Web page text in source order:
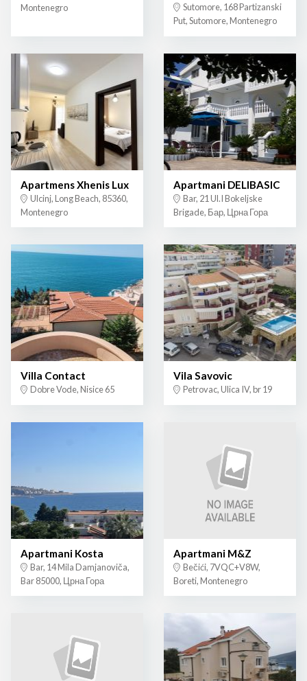
Montenegro
Sutomore, 168 Partizanski
Put, Sutomore, Montenegro
Apartmens Xhenis Lux
Ulcinj, Long Beach, 85360,
Montenegro
Apartmani DELIBASIC
Bar, 21 Ul.I Bokeljske
Brigade, Бар, Црна Гора
Villa Contact
Dobre Vode, Nisice 65
Vila Savovic
Petrovac, Ulica IV, br 19
Apartmani Kosta
Bar, 14 Mila Damjanoviča,
Bar 85000, Црна Гора
Apartmani M&Z
Bečići, 7VQC+V8W,
Boreti, Montenegro